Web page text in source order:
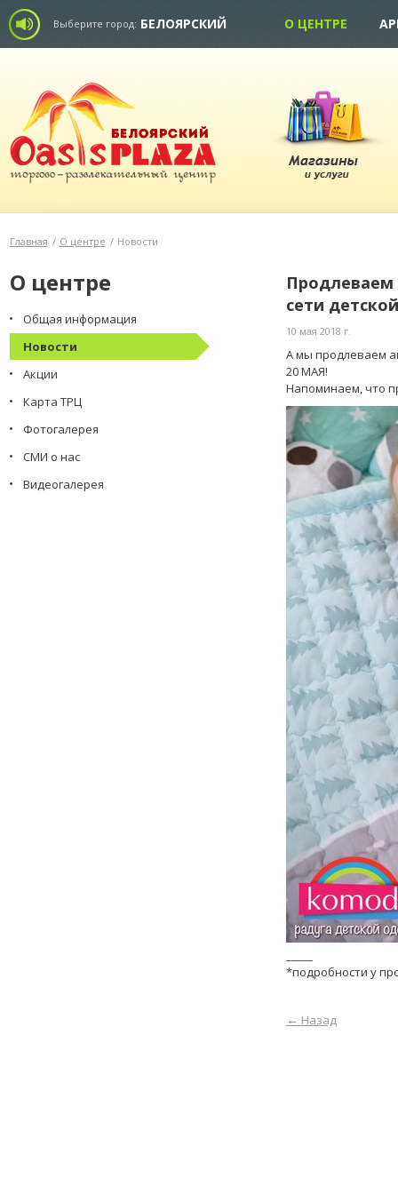
Выберите город: БЕЛОЯРСКИЙ О ЦЕНТРЕ
Главная / О центре / Новости
О центре
Общая информация
Новости
Акции
Карта ТРЦ
Фотогалерея
СМИ о нас
Видеогалерея
Продлеваем
сети
10 мая 2018 г.
А мы продлеваем
20 МАЯ!
Напоминаем, что
*подробности у
← Назад